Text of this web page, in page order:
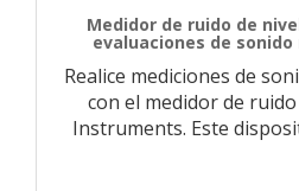
Medidor de ruido de
evaluaciones de
Realice mediciones de
con el medidor de
Instruments. Este